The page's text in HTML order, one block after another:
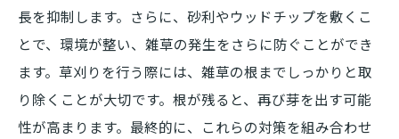
長を抑制します。さらに、砂利やウッドチップを敷くこ
とで、環境が整い、雑草の発生をさらに防ぐことができ
ます。草刈りを行う際には、雑草の根までしっかりと取
り除くことが大切です。根が残ると、再び芽を出す可能
性が高まります。最終的に、これらの対策を組み合わせ